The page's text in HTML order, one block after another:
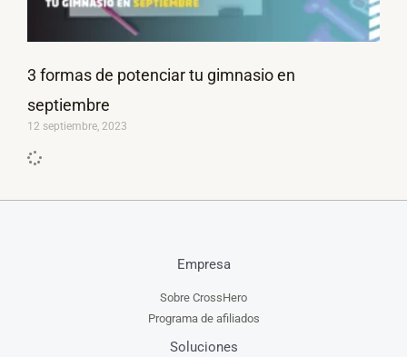
3 formas de potenciar tu gimnasio en
septiembre
12 septiembre, 2023
Empresa
Sobre CrossHero
Programa de afiliados
Soluciones